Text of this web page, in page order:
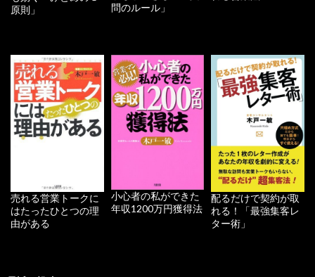
原則」
問のルール」
売れる営業トークに
はたったひとつの理
由がある
小心者の私ができた
年収1200万円獲得法
配るだけで契約が取
れる！「最強集客レ
ター術」